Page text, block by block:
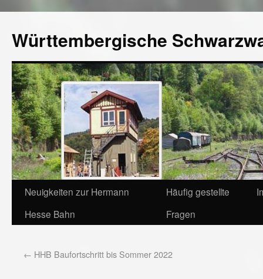
Württembergische
Neuigkeiten zur Hermann
Hesse Bahn
Häufig gestellte
Fragen
← HHB Baufortschritt bis Sommer 2022